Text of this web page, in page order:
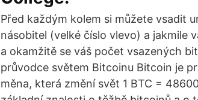
Před každým kolem si můžete vsadit
násobitel (velké číslo vlevo) a jakmile
a okamžitě se váš počet vsazených
průvodce světem Bitcoinu Bitcoin je
měna, která změní svět 1 BTC =